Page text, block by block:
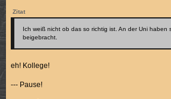
Zitat
Ich weiß nicht ob das so richtig ist. An der Uni haben
beigebracht.
eh! Kollege!
--- Pause!